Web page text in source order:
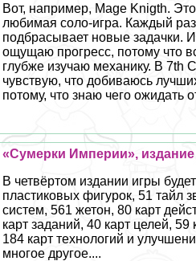
Вот, например, Mage Knigth.
любимая соло-игра. Каждый
подбрасывает новые задачки.
ощущаю прогресс, потому что
глубже изучаю механику. В 7th
чувствую, что добиваюсь
потому, что знаю чего ожидать
«Сумерки Империи», издание
В четвёртом издании игры
пластиковых фигурок, 51 тайл
систем, 561 жетон, 80 карт
карт заданий, 40 карт целей, 59
184 карт технологий и
многое другое....